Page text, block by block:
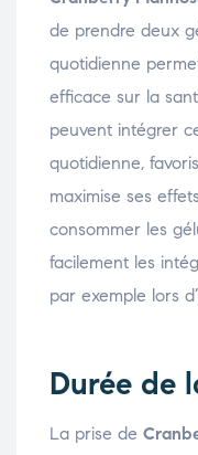
de prendre deux
quotidienne
efficace sur la
peuvent intégrer
quotidienne,
maximise ses
consommer les
facilement les
par exemple lors
Durée de
La prise de